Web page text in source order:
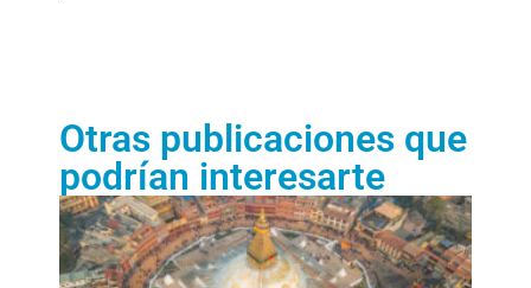
Otras publicaciones que
podrían interesarte